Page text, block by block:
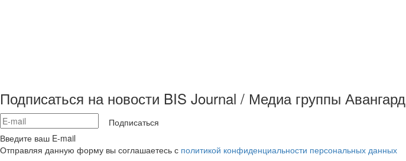
Подписаться на новости BIS Journal / Медиа группы Авангард
Подписаться
Введите ваш E-mail
Отправляя данную форму вы соглашаетесь с политикой конфиденциальности персональных данных